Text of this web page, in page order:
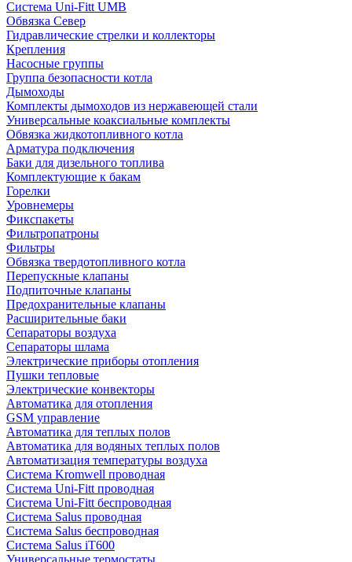
Система Uni-Fitt UMB
Обвязка Север
Гидравлические стрелки и коллекторы
Крепления
Насосные группы
Группа безопасности котла
Дымоходы
Комплекты дымоходов из нержавеющей стали
Универсальные коаксиальные комплекты
Обвязка жидкотопливного котла
Арматура подключения
Баки для дизельного топлива
Комплектующие к бакам
Горелки
Уровнемеры
Фикспакеты
Фильтропатроны
Фильтры
Обвязка твердотопливного котла
Перепускные клапаны
Подпиточные клапаны
Предохранительные клапаны
Расширительные баки
Сепараторы воздуха
Сепараторы шлама
Электрические приборы отопления
Пушки тепловые
Электрические конвекторы
Автоматика для отопления
GSM управление
Автоматика для теплых полов
Автоматика для водяных теплых полов
Автоматизация температуры воздуха
Система Kromwell проводная
Система Uni-Fitt проводная
Система Uni-Fitt беспроводная
Система Salus проводная
Система Salus беспроводная
Система Salus iT600
Универсальные термостаты